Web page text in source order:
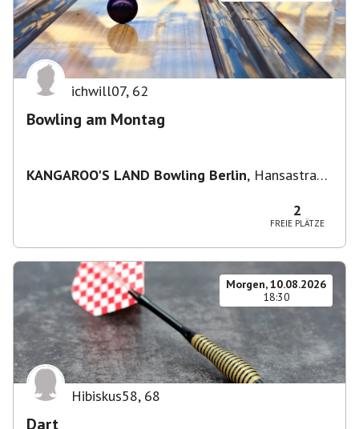
ichwill07, 62
Bowling am Montag
KANGAROO'S LAND Bowling Berlin, Hansastraße
2
FREIE PLÄTZE
Morgen, 10.08.2026
18:30
Hibiskus58, 68
Dart